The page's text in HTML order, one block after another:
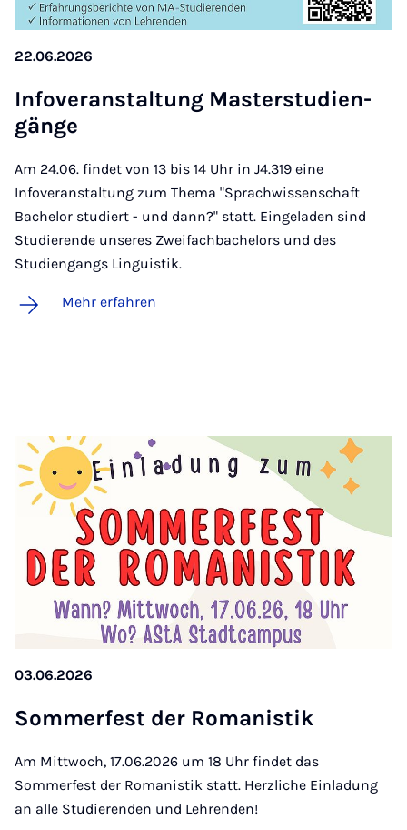
22.06.2026
In­fo­ver­an­stal­tung Mas­ter­stu­dien­
gän­ge
Am 24.06. findet von 13 bis 14 Uhr in J4.319 eine
Infoveranstaltung zum Thema "Sprachwissenschaft
Bachelor studiert - und dann?" statt. Eingeladen sind
Studierende unseres Zweifachbachelors und des
Studiengangs Linguistik.
Mehr erfahren
03.06.2026
Som­mer­fest der Ro­ma­nis­tik
Am Mittwoch, 17.06.2026 um 18 Uhr findet das
Sommerfest der Romanistik statt. Herzliche Einladung
an alle Studierenden und Lehrenden!